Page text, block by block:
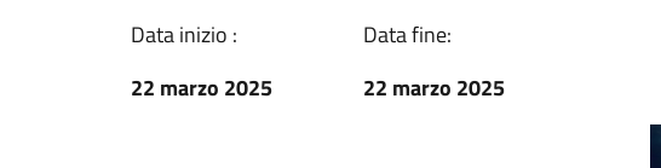
Data inizio :
22 marzo 2025
Data fine:
22 marzo 2025